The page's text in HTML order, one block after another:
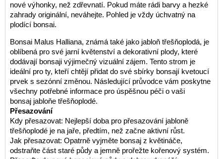
nové výhonky, než zdřevnatí. Pokud máte rádi barvy a hezké
zahrady originální, neváhejte. Pohled je vždy úchvatný na
plodící bonsai.
Bonsai Malus Halliana, známá také jako jabloň třešňoplodá, je
oblíbená pro své jarní květenství a dekorativní plody, které
dodávají bonsaji výjimečný vizuální zájem. Tento strom je
ideální pro ty, kteří chtějí přidat do své sbírky bonsají kvetoucí
prvek s sezónní změnou. Následující průvodce vám poskytne
všechny potřebné informace pro úspěšnou péči o vaši
bonsaj jabloňe třešňoplodé.
Přesazování
Kdy přesazovat: Nejlepší doba pro přesazování jabloně
třešňoplodé je na jaře, předtím, než začne aktivní růst.
Jak přesazovat: Opatrně vyjměte bonsaj z květináče,
odstraňte část staré půdy a jemně prořežte kořenový systém.